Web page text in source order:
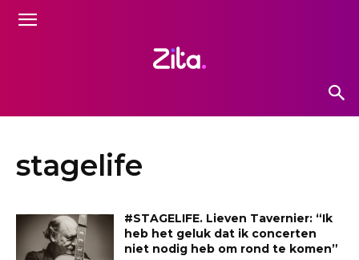
stagelife
#STAGELIFE. Lieven Tavernier: “Ik
heb het geluk dat ik concerten
niet nodig heb om rond te komen”